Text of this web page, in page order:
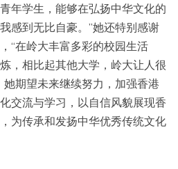
年学生，能够在弘扬中华文化的
感到无比自豪。”她还特别感谢
“在岭大丰富多彩的校园生活
，相比起其他大学，岭大让人很
期望未来继续努力，加强香港
交流与学习，以自信风貌展现香
为传承和发扬中华优秀传统文化